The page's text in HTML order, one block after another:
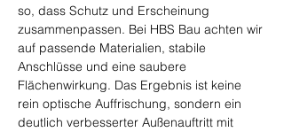
so, dass Schutz und Erscheinung
zusammenpassen. Bei HBS Bau achten wir
auf passende Materialien, stabile
Anschlüsse und eine saubere
Flächenwirkung. Das Ergebnis ist keine
rein optische Auffrischung, sondern ein
deutlich verbesserter Außenauftritt mit